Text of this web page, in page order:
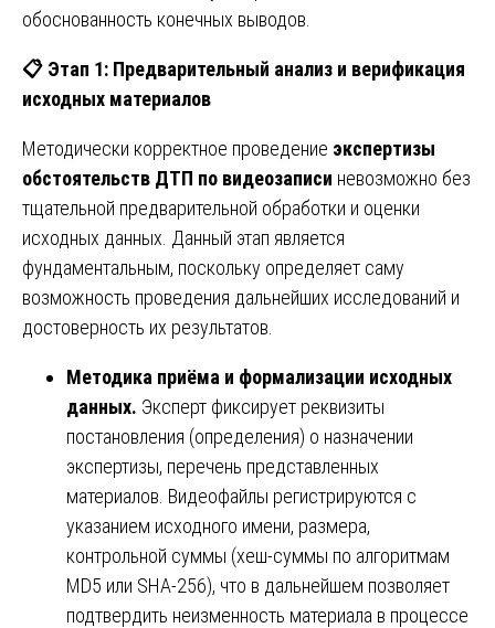
обоснованность конечных выводов.
📋 Этап 1: Предварительный анализ и верификация
исходных материалов
Методически корректное проведение экспертизы
обстоятельств ДТП по видеозаписи невозможно без
тщательной предварительной обработки и оценки
исходных данных. Данный этап является
фундаментальным, поскольку определяет саму
возможность проведения дальнейших исследований и
достоверность их результатов.
Методика приёма и формализации исходных
данных. Эксперт фиксирует реквизиты
постановления (определения) о назначении
экспертизы, перечень представленных
материалов. Видеофайлы регистрируются с
указанием исходного имени, размера,
контрольной суммы (хеш-суммы по алгоритмам
MD5 или SHA-256), что в дальнейшем позволяет
подтвердить неизменность материала в процессе